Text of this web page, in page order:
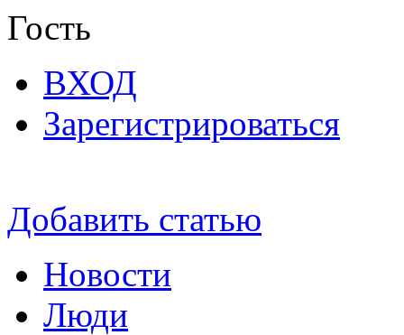
Гость
ВХОД
Зарегистрироваться
Добавить статью
Новости
Люди